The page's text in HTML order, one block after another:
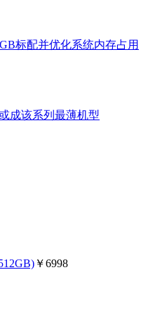
标配并优化系统内存占用
成该系列最薄机型
￥6998